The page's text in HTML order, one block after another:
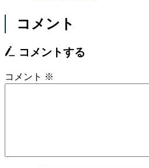
コメント
コメントする
コメント ※